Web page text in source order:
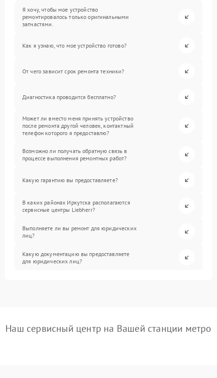
Я хочу, чтобы мое устройство
ремонтировалось только оригинальными
запчастями.
Как я узнаю, что мое устройство готово?
От чего зависит срок ремонта техники?
Диагностика проводится бесплатно?
Может ли вместо меня принять устройство
после ремонта другой человек, контактный
телефон которого я предоставлю?
Возможно ли получать обратную связь в
процессе выполнения ремонтных работ?
Какую гарантию вы предоставляете?
В каких районах Иркутска располагаются
сервисные центры Liebherr?
Выполняете ли вы ремонт для юридических
лиц?
Какую документацию вы предоставляете
для юридических лиц?
Наш сервисный центр на Вашей станции метро